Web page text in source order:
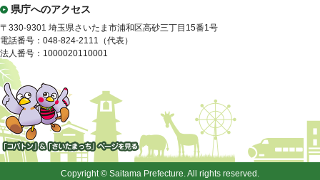
県庁へのアクセス
〒330-9301 埼玉県さいたま市浦和区高砂三丁目15番1号
電話番号：048-824-2111（代表）
法人番号：1000020110001
「コバトン」&「さいたまっ
Copyright © Saitama Prefecture. All rights reserved.